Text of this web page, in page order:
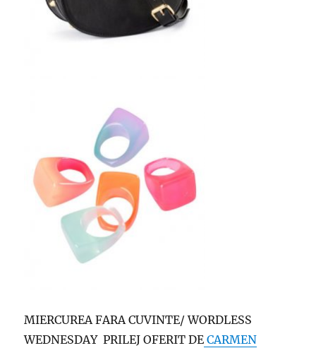
MIERCUREA FARA CUVINTE/ WORDLESS
WEDNESDAY PRILEJ OFERIT DE CARMEN